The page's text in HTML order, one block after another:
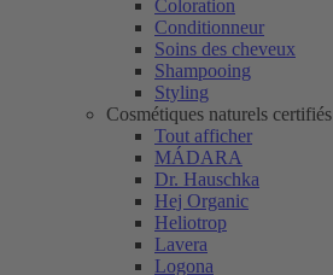
Coloration
Conditionneur
Soins des cheveux
Shampooing
Styling
Cosmétiques naturels certifiés
Tout afficher
MÁDARA
Dr. Hauschka
Hej Organic
Heliotrop
Lavera
Logona